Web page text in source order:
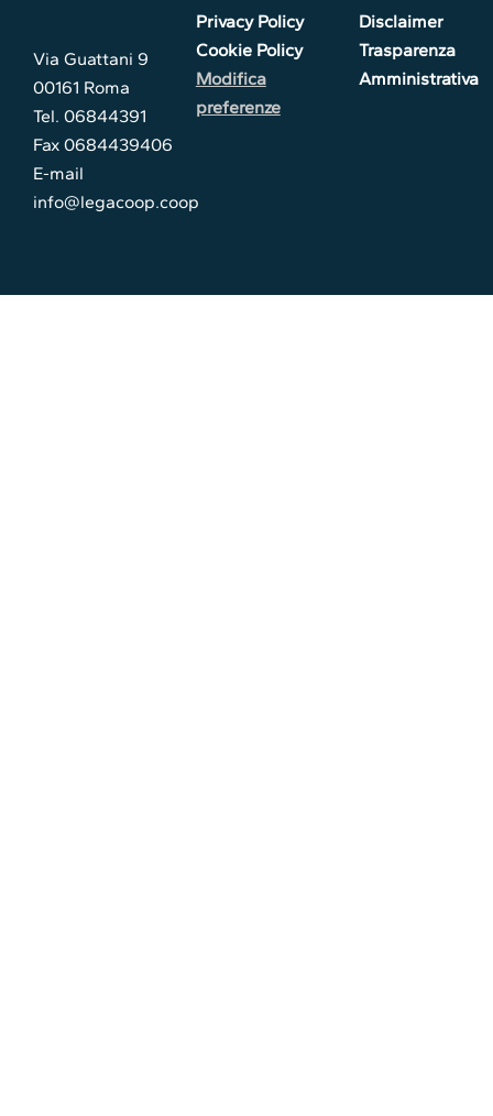
Via Guattani 9
00161 Roma
Tel. 06844391
Fax 0684439406
E-mail
info@legacoop.coop
Privacy Policy
Cookie Policy
Modifica
preferenze
Disclaimer
Trasparenza
Amministrativa